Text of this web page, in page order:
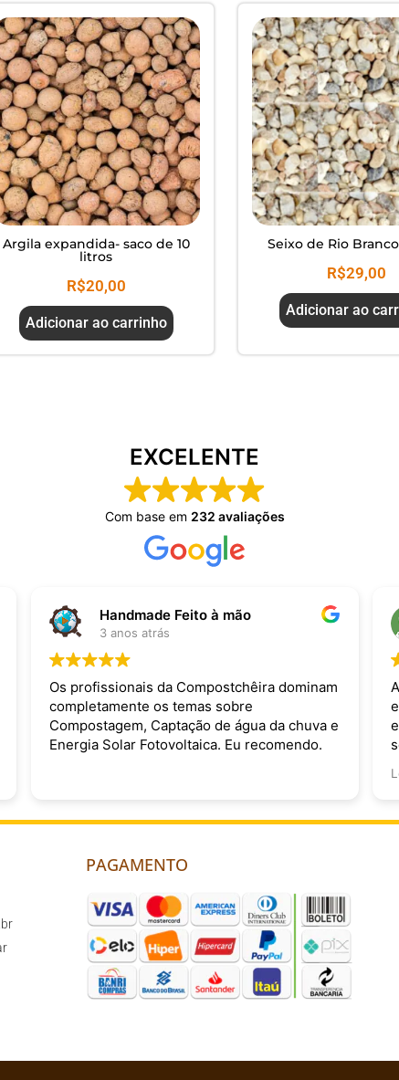
-
Argila expandida- saco de 10
litros
R$20,00
Adicionar ao carrinho
Seixo de Rio
R$29,00
Adicionar ao
EXCELENTE
Com base em 232 avaliações
Handmade Feito à mão
3 anos atrás
Os profissionais da Compostchêira dominam
completamente os temas sobre
Compostagem, Captação de água da chuva e
Energia Solar Fotovoltaica. Eu recomendo.
PAGAMENTO